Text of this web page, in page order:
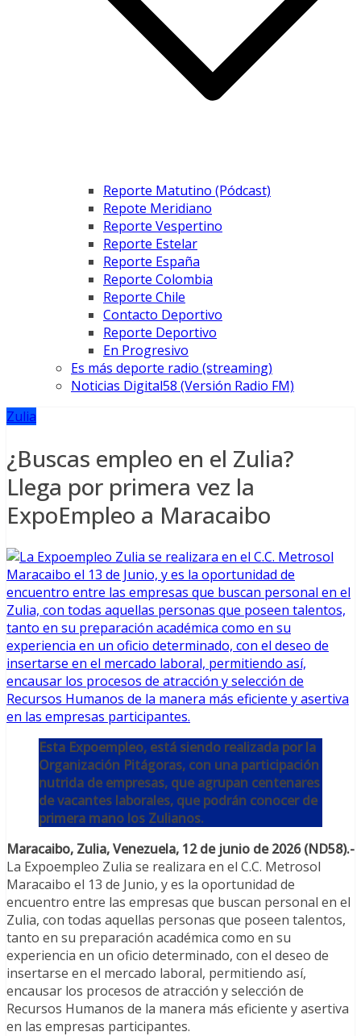
Reporte Matutino (Pódcast)
Repote Meridiano
Reporte Vespertino
Reporte Estelar
Reporte España
Reporte Colombia
Reporte Chile
Contacto Deportivo
Reporte Deportivo
En Progresivo
Es más deporte radio (streaming)
Noticias Digital58 (Versión Radio FM)
Zulia
¿Buscas empleo en el Zulia?
Llega por primera vez la
ExpoEmpleo a Maracaibo
Esta Expoempleo, está siendo realizada por la
Organización Pitágoras, con una participación
nutrida de empresas, que agrupan centenares
de vacantes laborales, que podrán conocer de
primera mano los Zulianos.
Maracaibo, Zulia, Venezuela, 12 de junio de 2026 (ND58).-
La Expoempleo Zulia se realizara en el C.C. Metrosol
Maracaibo el 13 de Junio, y es la oportunidad de
encuentro entre las empresas que buscan personal en el
Zulia, con todas aquellas personas que poseen talentos,
tanto en su preparación académica como en su
experiencia en un oficio determinado, con el deseo de
insertarse en el mercado laboral, permitiendo así,
encausar los procesos de atracción y selección de
Recursos Humanos de la manera más eficiente y asertiva
en las empresas participantes.